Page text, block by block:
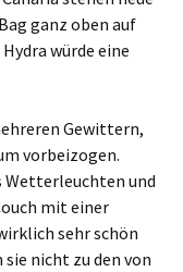
ganz oben auf
würde eine
Gewittern,
vorbeizogen.
und
mit einer
sehr schön
nicht zu den von